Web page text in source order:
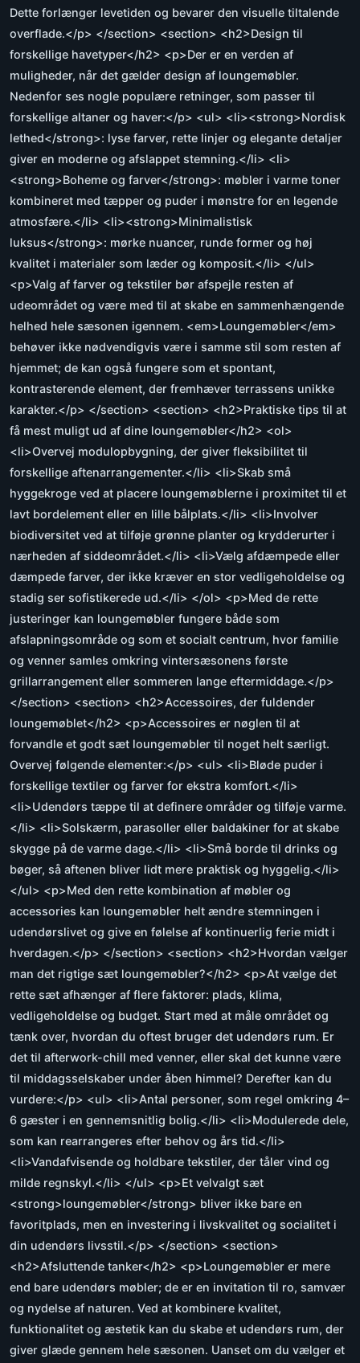
Dette forlænger levetiden og bevarer den visuelle tiltalende
overflade.</p> </section> <section> <h2>Design til
forskellige havetyper</h2> <p>Der er en verden af
muligheder, når det gælder design af loungemøbler.
Nedenfor ses nogle populære retninger, som passer til
forskellige altaner og haver:</p> <ul> <li><strong>Nordisk
lethed</strong>: lyse farver, rette linjer og elegante detaljer
giver en moderne og afslappet stemning.</li> <li>
<strong>Boheme og farver</strong>: møbler i varme toner
kombineret med tæpper og puder i mønstre for en legende
atmosfære.</li> <li><strong>Minimalistisk
luksus</strong>: mørke nuancer, runde former og høj
kvalitet i materialer som læder og komposit.</li> </ul>
<p>Valg af farver og tekstiler bør afspejle resten af
udeområdet og være med til at skabe en sammenhængende
helhed hele sæsonen igennem. <em>Loungemøbler</em>
behøver ikke nødvendigvis være i samme stil som resten af
hjemmet; de kan også fungere som et spontant,
kontrasterende element, der fremhæver terrassens unikke
karakter.</p> </section> <section> <h2>Praktiske tips til at
få mest muligt ud af dine loungemøbler</h2> <ol>
<li>Overvej modulopbygning, der giver fleksibilitet til
forskellige aftenarrangementer.</li> <li>Skab små
hyggekroge ved at placere loungemøblerne i proximitet til et
lavt bordelement eller en lille bålplats.</li> <li>Involver
biodiversitet ved at tilføje grønne planter og krydderurter i
nærheden af siddeområdet.</li> <li>Vælg afdæmpede eller
dæmpede farver, der ikke kræver en stor vedligeholdelse og
stadig ser sofistikerede ud.</li> </ol> <p>Med de rette
justeringer kan loungemøbler fungere både som
afslapningsområde og som et socialt centrum, hvor familie
og venner samles omkring vintersæsonens første
grillarrangement eller sommeren lange eftermiddage.</p>
</section> <section> <h2>Accessoires, der fuldender
loungemøblet</h2> <p>Accessoires er nøglen til at
forvandle et godt sæt loungemøbler til noget helt særligt.
Overvej følgende elementer:</p> <ul> <li>Bløde puder i
forskellige textiler og farver for ekstra komfort.</li>
<li>Udendørs tæppe til at definere områder og tilføje varme.
</li> <li>Solskærm, parasoller eller baldakiner for at skabe
skygge på de varme dage.</li> <li>Små borde til drinks og
bøger, så aftenen bliver lidt mere praktisk og hyggelig.</li>
</ul> <p>Med den rette kombination af møbler og
accessories kan loungemøbler helt ændre stemningen i
udendørslivet og give en følelse af kontinuerlig ferie midt i
hverdagen.</p> </section> <section> <h2>Hvordan vælger
man det rigtige sæt loungemøbler?</h2> <p>At vælge det
rette sæt afhænger af flere faktorer: plads, klima,
vedligeholdelse og budget. Start med at måle området og
tænk over, hvordan du oftest bruger det udendørs rum. Er
det til afterwork-chill med venner, eller skal det kunne være
til middagsselskaber under åben himmel? Derefter kan du
vurdere:</p> <ul> <li>Antal personer, som regel omkring 4–
6 gæster i en gennemsnitlig bolig.</li> <li>Modulerede dele,
som kan rearrangeres efter behov og års tid.</li>
<li>Vandafvisende og holdbare tekstiler, der tåler vind og
milde regnskyl.</li> </ul> <p>Et velvalgt sæt
<strong>loungemøbler</strong> bliver ikke bare en
favoritplads, men en investering i livskvalitet og socialitet i
din udendørs livsstil.</p> </section> <section>
<h2>Afsluttende tanker</h2> <p>Loungemøbler er mere
end bare udendørs møbler; de er en invitation til ro, samvær
og nydelse af naturen. Ved at kombinere kvalitet,
funktionalitet og æstetik kan du skabe et udendørs rum, der
giver glæde gennem hele sæsonen. Uanset om du vælger et